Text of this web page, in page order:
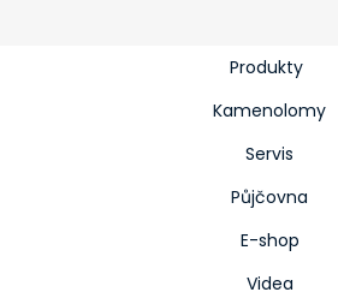
Produkty
Kamenolomy
Servis
Půjčovna
E-shop
Videa